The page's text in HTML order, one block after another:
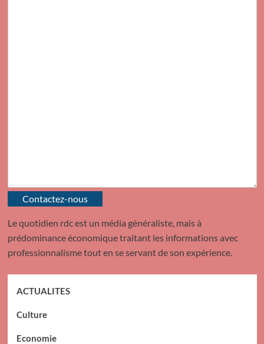
Contactez-nous
Le quotidien rdc est un média généraliste, mais à
prédominance économique traitant les informations avec
professionnalisme tout en se servant de son expérience.
ACTUALITES
Culture
Economie